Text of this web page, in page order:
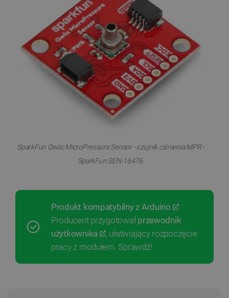
SparkFun Qwiic MicroPressure Sensor - czujnik ciśnienia MPR -
SparkFun SEN-16476.
Produkt kompatybilny z Arduino
Producent przygotował przewodnik
użytkownika
, ułatwiający rozpoczęcie
pracy z modułem. Sprawdź!